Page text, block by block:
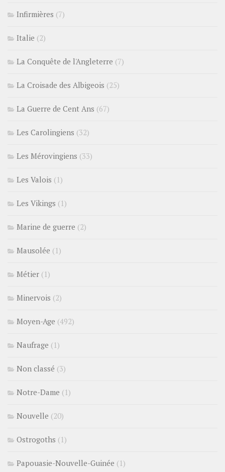
Infirmières (7)
Italie (2)
La Conquête de l'Angleterre (7)
La Croisade des Albigeois (25)
La Guerre de Cent Ans (67)
Les Carolingiens (32)
Les Mérovingiens (33)
Les Valois (1)
Les Vikings (1)
Marine de guerre (2)
Mausolée (1)
Métier (1)
Minervois (2)
Moyen-Age (492)
Naufrage (1)
Non classé (3)
Notre-Dame (1)
Nouvelle (20)
Ostrogoths (1)
Papouasie-Nouvelle-Guinée (1)